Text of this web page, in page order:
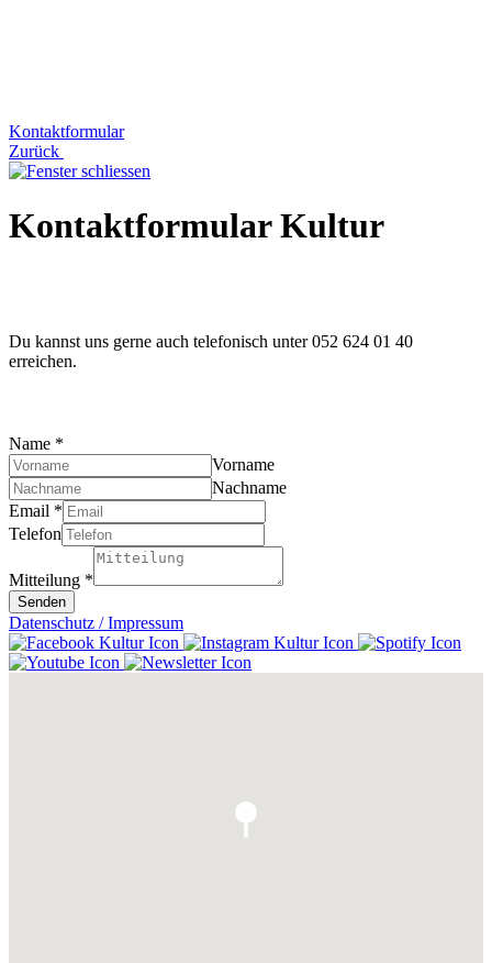
Kontaktformular
Zurück
Kontaktformular Kultur
Du kannst uns gerne auch telefonisch unter 052 624 01 40
erreichen.
Name *
Vorname
Nachname
Email *
Telefon
Mitteilung *
Senden
Datenschutz / Impressum